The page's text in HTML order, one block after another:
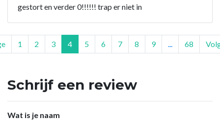
gestort en verder 0!!!!!! trap er niet in
1 2 3 4 5 6 7 8 9 68
Schrijf een review
Wat is je naam